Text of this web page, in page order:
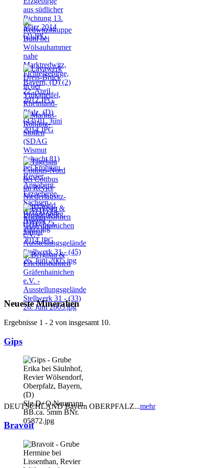
Neueste Mineralien
Ergebnisse 1 - 2 von insgesamt 10.
Gips
DEUTSCHLAND Bayern OBERPFALZ...mehr
Bravoit